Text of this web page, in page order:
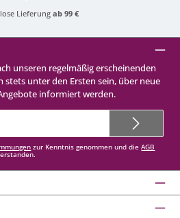
Lieferung ab 99 €
unseren regelmäßig erscheinenden
stets unter den Ersten sein, über neue
informiert werden.
Mail-
zur Kenntnis genommen und dieAGB